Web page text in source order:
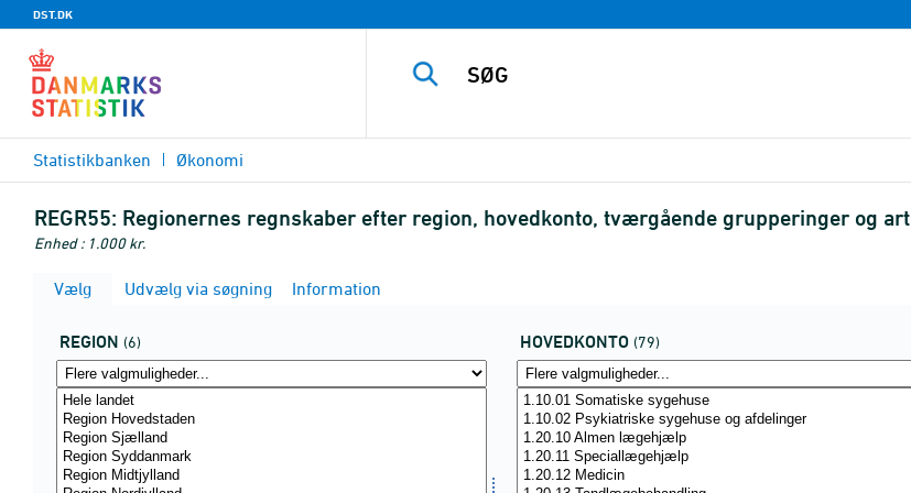
DST.DK
Statistikbanken Økonomi
REGR55: Regionernes regnskaber efter region, hovedkonto, tværgående grupperinger og art
Enhed : 1.000 kr.
Vælg
Udvælg via søgning Information
REGION (6) HOVEDKONTO (79)